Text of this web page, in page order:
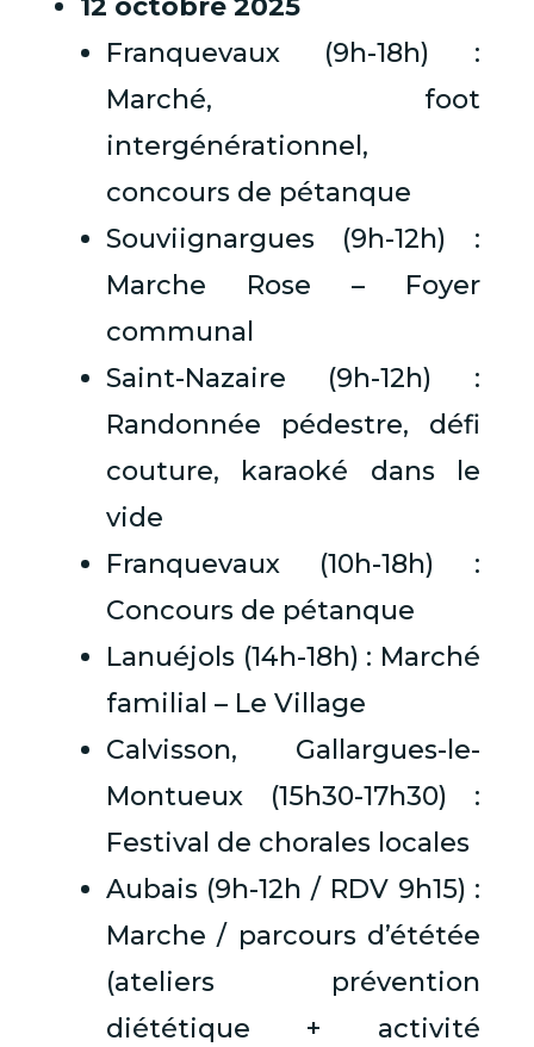
12 octobre 2025
Franquevaux (9h-18h) :
Marché, foot
intergénérationnel,
concours de pétanque
Souviignargues (9h-12h) :
Marche Rose – Foyer
communal
Saint-Nazaire (9h-12h) :
Randonnée pédestre, défi
couture, karaoké dans le
vide
Franquevaux (10h-18h) :
Concours de pétanque
Lanuéjols (14h-18h) : Marché
familial – Le Village
Calvisson, Gallargues-le-
Montueux (15h30-17h30) :
Festival de chorales locales
Aubais (9h-12h / RDV 9h15) :
Marche / parcours d’ététée
(ateliers prévention
diététique + activité